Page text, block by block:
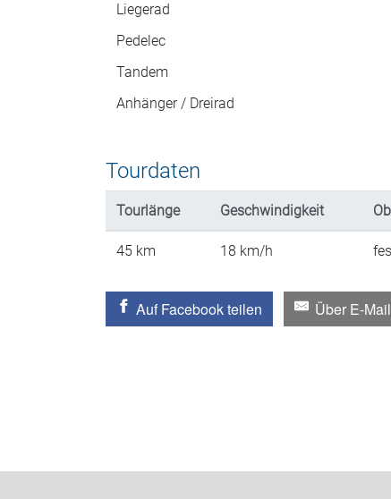
Liegerad
Pedelec
Tandem
Anhänger / Dreirad
Tourdaten
Tourlänge Geschwindigkeit
45 km 18 km/h
Auf Facebook teilen Über E-